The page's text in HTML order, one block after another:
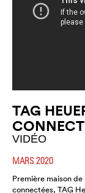
TAG
VIDÉO
MARS 2020
Première maison de
connectées, TAG